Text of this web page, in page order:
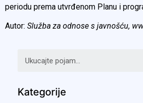
periodu prema utvrđenom Planu i
Autor: Služba za odnose s javnošću,
Kategorije